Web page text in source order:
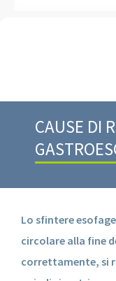
CAUSE DI
Lo sfintere
circolare alla fine
correttamente, si